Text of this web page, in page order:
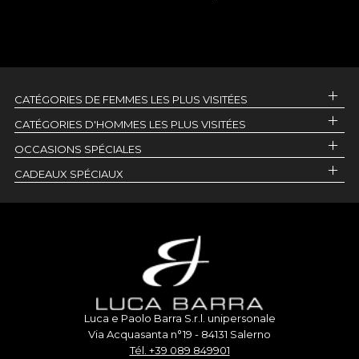
CATÉGORIES DE FEMMES LES PLUS VISITÉES
CATÉGORIES D'HOMMES LES PLUS VISITÉES
OCCASIONS SPÉCIALES
CADEAUX SPÉCIAUX
Luca e Paolo Barra S.r.l. unipersonale
Via Acquasanta n°19 - 84131 Salerno
Tél. +39 089 849901